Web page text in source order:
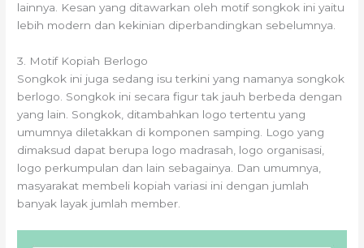
lainnya. Kesan yang ditawarkan oleh motif songkok ini yaitu
lebih modern dan kekinian diperbandingkan sebelumnya.
3. Motif Kopiah Berlogo
Songkok ini juga sedang isu terkini yang namanya songkok
berlogo. Songkok ini secara figur tak jauh berbeda dengan
yang lain. Songkok, ditambahkan logo tertentu yang
umumnya diletakkan di komponen samping. Logo yang
dimaksud dapat berupa logo madrasah, logo organisasi,
logo perkumpulan dan lain sebagainya. Dan umumnya,
masyarakat membeli kopiah variasi ini dengan jumlah
banyak layak jumlah member.